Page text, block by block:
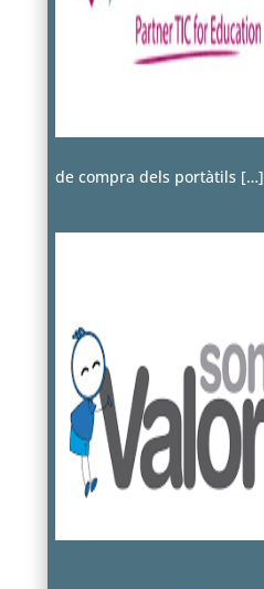
de compra dels portàtils […]